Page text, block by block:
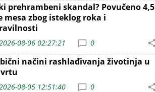
prehrambeni skandal? Povučeno 4,5
mesa zbog isteklog roka i
08-06 02:27:21 0
načini rashlađivanja životinja u
vrtu
08-05 12:51:40 0